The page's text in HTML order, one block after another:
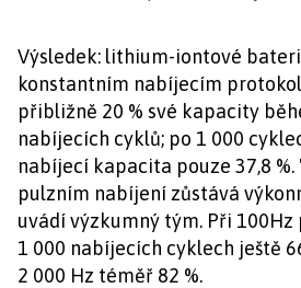
Výsledek: lithium-iontové
konstantním nabíjecím
přibližně 20 % své kapacity
nabíjecích cyklů; po 1 000
nabíjecí kapacita pouze 37,8
pulzním nabíjení zůstává
uvádí výzkumný tým. Při
1 000 nabíjecích cyklech ještě
2 000 Hz téměř 82 %.